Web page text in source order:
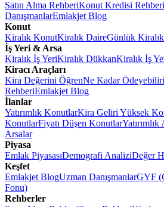
Satın Alma RehberiKonut Kredisi Rehberi
DanışmanlarEmlakjet Blog
Konut
Kiralık KonutKiralık DaireGünlük
İş Yeri & Arsa
Kiralık İş YeriKiralık DükkanKiralık İş
Kiracı Araçları
Kira Değerini ÖğrenNe Kadar
RehberiEmlakjet Blog
İlanlar
Yatırımlık KonutlarKira Geliri Yüksek
KonutlarFiyatı Düşen KonutlarYatırımlık
Arsalar
Piyasa
Emlak PiyasasıDemografi AnaliziDeğer
Keşfet
Emlakjet BlogUzman DanışmanlarGYF
Fonu)
Rehberler